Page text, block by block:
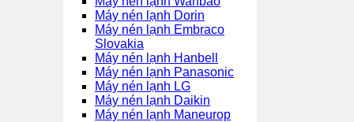
Máy nén lạnh Dorin
Máy nén lạnh Embraco
Slovakia
Máy nén lạnh Hanbell
Máy nén lạnh Panasonic
Máy nén lạnh LG
Máy nén lạnh Daikin
Máy nén lạnh Maneurop